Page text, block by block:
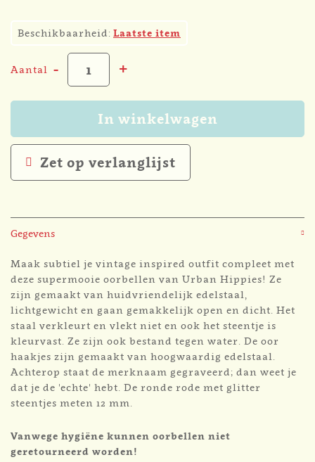
Beschikbaarheid: Laatste item
Aantal - +
In winkelwagen
Zet op verlanglijst
Gegevens
Maak subtiel je vintage inspired outfit compleet met
deze supermooie oorbellen van Urban Hippies! Ze
zijn gemaakt van huidvriendelijk edelstaal,
lichtgewicht en gaan gemakkelijk open en dicht. Het
staal verkleurt en vlekt niet en ook het steentje is
kleurvast. Ze zijn ook bestand tegen water. De oor
haakjes zijn gemaakt van hoogwaardig edelstaal.
Achterop staat de merknaam gegraveerd; dan weet je
dat je de 'echte' hebt. De ronde rode met glitter
steentjes meten 12 mm.
Vanwege hygiëne kunnen oorbellen niet
geretourneerd worden!